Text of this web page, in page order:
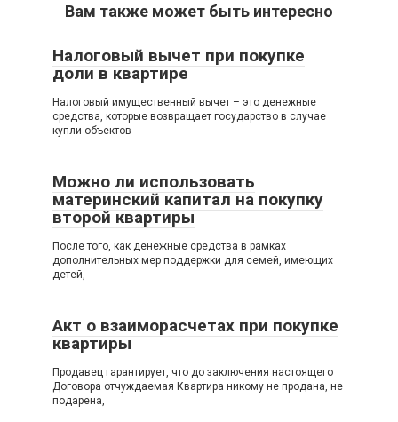
Вам также может быть интересно
Налоговый вычет при покупке
доли в квартире
Налоговый имущественный вычет – это денежные
средства, которые возвращает государство в случае
купли объектов
Можно ли использовать
материнский капитал на покупку
второй квартиры
После того, как денежные средства в рамках
дополнительных мер поддержки для семей, имеющих
детей,
Акт о взаиморасчетах при покупке
квартиры
Продавец гарантирует, что до заключения настоящего
Договора отчуждаемая Квартира никому не продана, не
подарена,